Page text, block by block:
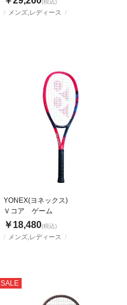
メンズ,レディース
メンズ,レディース
YONEX(ヨネックス)
Ｖコア ゲーム
￥18,480(税込)
SALE